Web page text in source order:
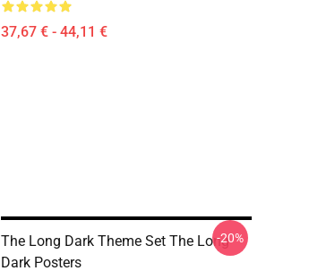
37,67 € - 44,11 €
The Long Dark Theme Set The Long
Dark Posters
-20%